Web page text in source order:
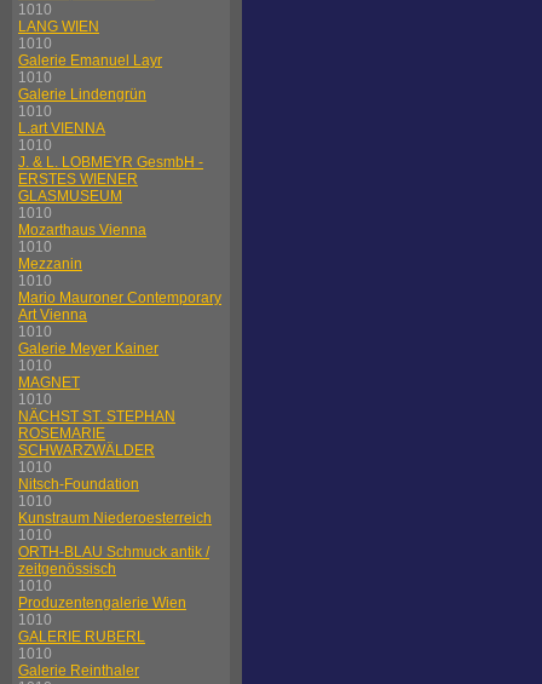
1010
LANG WIEN
1010
Galerie Emanuel Layr
1010
Galerie Lindengrün
1010
L.art VIENNA
1010
J. & L. LOBMEYR GesmbH -
ERSTES WIENER
GLASMUSEUM
1010
Mozarthaus Vienna
1010
Mezzanin
1010
Mario Mauroner Contemporary
Art Vienna
1010
Galerie Meyer Kainer
1010
MAGNET
1010
NÄCHST ST. STEPHAN
ROSEMARIE
SCHWARZWÄLDER
1010
Nitsch-Foundation
1010
Kunstraum Niederoesterreich
1010
ORTH-BLAU Schmuck antik /
zeitgenössisch
1010
Produzentengalerie Wien
1010
GALERIE RUBERL
1010
Galerie Reinthaler